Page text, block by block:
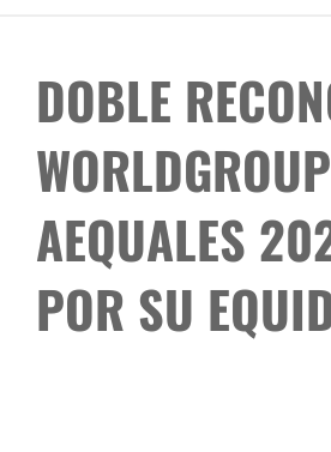
DOBLE
AEQUALES
POR SU